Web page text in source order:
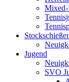
Mixed-
Jugend
SVO